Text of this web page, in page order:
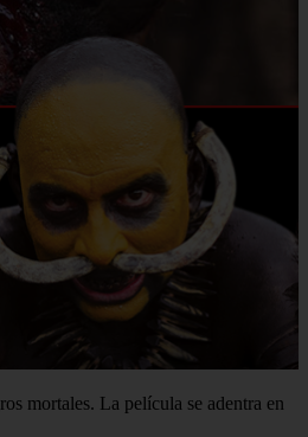
mortales. La película se adentra en